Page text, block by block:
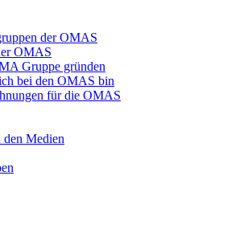
der OMAS
OMAS
Gruppe gründen
bei den OMAS bin
für die OMAS
den Medien